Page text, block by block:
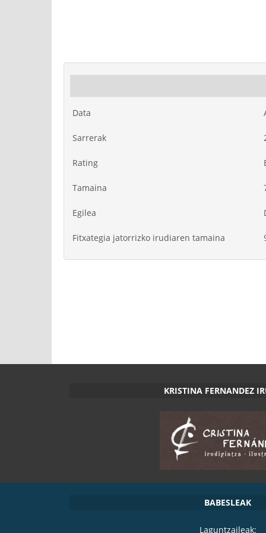
Data
Sarrerak
Rating
Tamaina
Egilea
Fitxategia jatorrizko irudiaren tamaina
KRISTINA FERNANDEZ
BABESLEAK
Laguntzaileak: